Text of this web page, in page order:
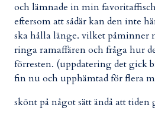
och lämnade in min
eftersom att sådär kan den inte
ska hålla länge. vilket påminner
ringa ramaffären och fråga hur
förresten. (uppdatering det gick
fin nu och upphämtad för flera
skönt på något sätt ändå att tiden